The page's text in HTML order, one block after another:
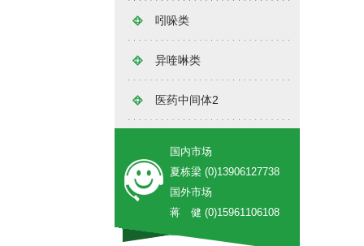
吲哚类
异喹啉类
医药中间体2
国内市场
夏栋梁 (0)13906127738
国外市场
蒋 健 (0)15961106108